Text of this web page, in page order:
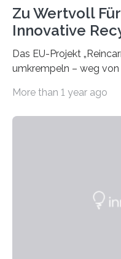
Zu Wertvoll
Innovative
Das EU-Projekt
umkrempeln – weg von
Kreislaufwirtschaft Bei
Datenbank erfasst
More than 1 year ago